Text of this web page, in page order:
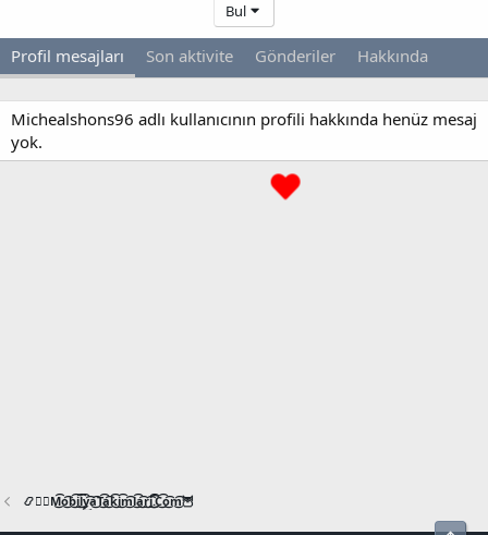
Bul
Profil mesajları Son aktivite Gönderiler Hakkında
Michealshons96 adlı kullanıcının profili hakkında henüz mesaj
yok.
📿🧙‍♂️M͜͡o͜͡b͜͡i͜͡l͜͡y͜͡a͜͡T͜͡a͜͡k͜͡i͜͡m͜͡l͜͡a͜͡r͜͡i͜͡.͜͡C͜͡o͜͡m͜͡🦉